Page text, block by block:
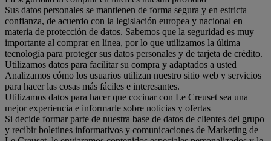
Sus datos personales se mantienen de forma segura y en estricta
confianza, de acuerdo con la legislación europea y nacional en
materia de protección de datos. Sabemos que la seguridad es muy
importante al comprar en línea, por lo que utilizamos la última
tecnología para proteger sus datos personales y de tarjeta de crédito.
Utilizamos datos para facilitar su compra y adaptados a usted
Analizamos cómo los usuarios utilizan nuestro sitio web y servicios
para hacer las cosas más fáciles e interesantes.
Utilizamos datos para hacer que cocinar con Le Creuset sea una
mejor experiencia e informarle sobre noticias y ofertas
Si decide formar parte de nuestra base de datos de clientes del grupo
y recibir boletines informativos y comunicaciones de Marketing de